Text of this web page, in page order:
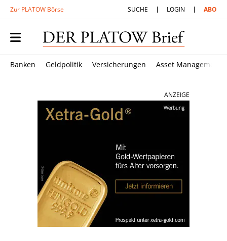
Zur PLATOW Börse SUCHE LOGIN ABO
Banken Geldpolitik Versicherungen Asset Management
ANZEIGE